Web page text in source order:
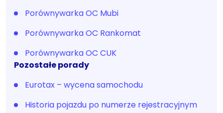
Porównywarka OC Mubi
Porównywarka OC Rankomat
Porównywarka OC CUK
Pozostałe porady
Eurotax – wycena samochodu
Historia pojazdu po numerze rejestracyjnym